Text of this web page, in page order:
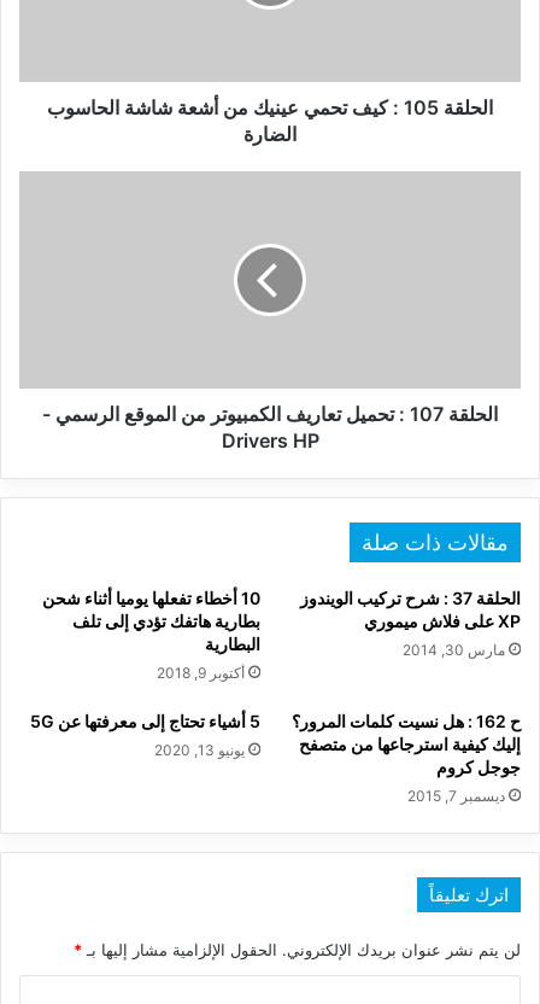
شاشة
الحاسوب
الحلقة 105 : كيف تحمي عينيك من أشعة شاشة الحاسوب
الضارة
الرسمي
الحلقة 107 : تحميل تعاريف الكمبيوتر من الموقع الرسمي -
Drivers HP
مقالات ذات صلة
الحلقة 37 : شرح تركيب الويندوز
XP على فلاش ميموري
مارس 30, 2014
10 أخطاء تفعلها يوميا أثناء شحن
بطارية هاتفك تؤدي إلى تلف
البطارية
أكتوبر 9, 2018
ح 162 : هل نسيت كلمات المرور؟
إليك كيفية استرجاعها من متصفح
جوجل كروم
ديسمبر 7, 2015
5 أشياء تحتاج إلى معرفتها عن 5G
يونيو 13, 2020
اترك تعليقاً
لن يتم نشر عنوان بريدك الإلكتروني. الحقول الإلزامية مشار إليها بـ *